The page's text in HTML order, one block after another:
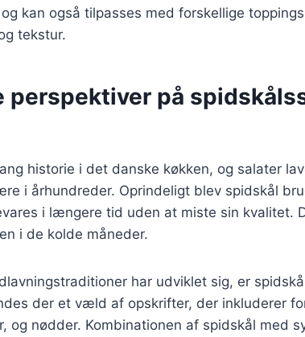
kan også tilpasses med forskellige
tekstur.
perspektiver på
historie i det danske køkken, og salater
i århundreder. Oprindeligt blev spidskål
i længere tid uden at miste sin kvalitet.
i de kolde måneder.
har udviklet sig, er
der et væld af opskrifter, der inkluderer
og nødder. Kombinationen af spidskål med